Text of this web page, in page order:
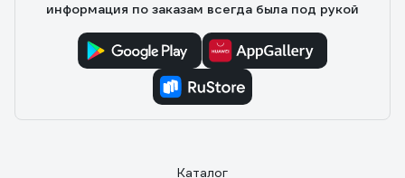
информация по заказам всегда была под рукой
Каталог